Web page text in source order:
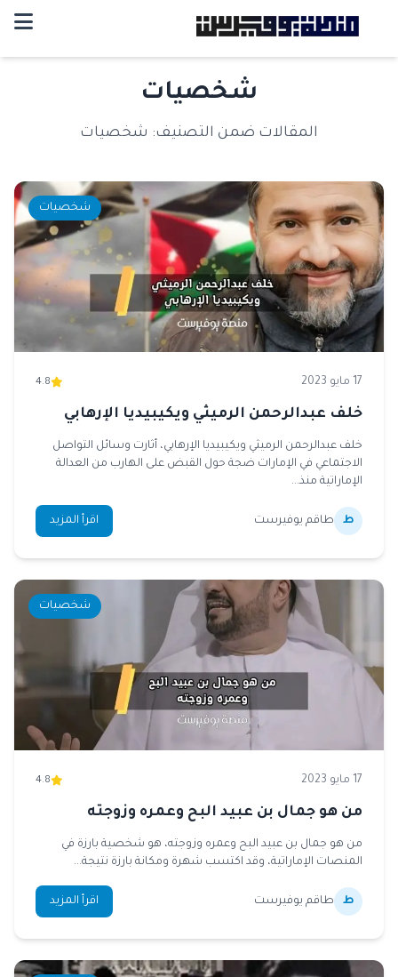
شخصيات
المقالات ضمن التصنيف: شخصيات
شخصيات
17 مايو 2023 4.8
خلف عبدالرحمن الرميثي ويكيبيديا الإرهابي
خلف عبدالرحمن الرميثي ويكيبيديا الإرهابي، أثارت وسائل التواصل
الاجتماعي في الإمارات ضجة حول القبض على الهارب من العدالة
الإماراتية منذ...
ط طاقم يوفيرست اقرأ المزيد
شخصيات
17 مايو 2023 4.8
من هو جمال بن عبيد البح وعمره وزوجته
من هو جمال بن عبيد البح وعمره وزوجته، هو شخصية بارزة في
المنصات الإماراتية، وقد اكتسب شهرة ومكانة بارزة نتيجة...
ط طاقم يوفيرست اقرأ المزيد